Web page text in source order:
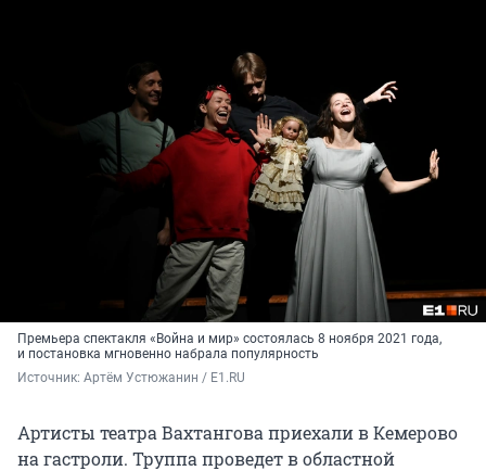
Премьера спектакля «Война и мир» состоялась 8 ноября 2021 года,
и постановка мгновенно набрала популярность
Источник: Артём Устюжанин / E1.RU
Артисты театра Вахтангова приехали в Кемерово
на гастроли. Труппа проведет в областной